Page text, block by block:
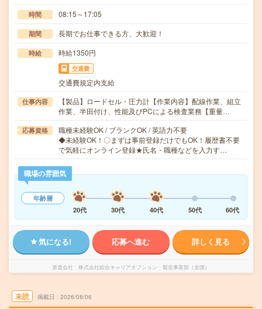
時間 08:15～17:05
期間 長期でお仕事できる方、大歓迎！
時給 時給1350円
交通費
交通費規定内支給
仕事内容
【製品】ロードセル・圧力計【作業内容】配線作業、組立
作業、半田付け、性能及びPCによる検査業務【重量…
応募資格
職種未経験OK / ブランクOK / 英語力不要
◆未経験OK！〇まずは事前登録だけでもOK！履歴書不要
で気軽にオンライン登録★氏名・職種などを入力す…
職場の雰囲気
年齢層
20代
30代 40代 50代 60代
気になる! 応募へ進む 詳しく見る
派遣会社 株式会社綜合キャリアオプション 製造事業部（全国）
未読 掲載日 2026/08/06